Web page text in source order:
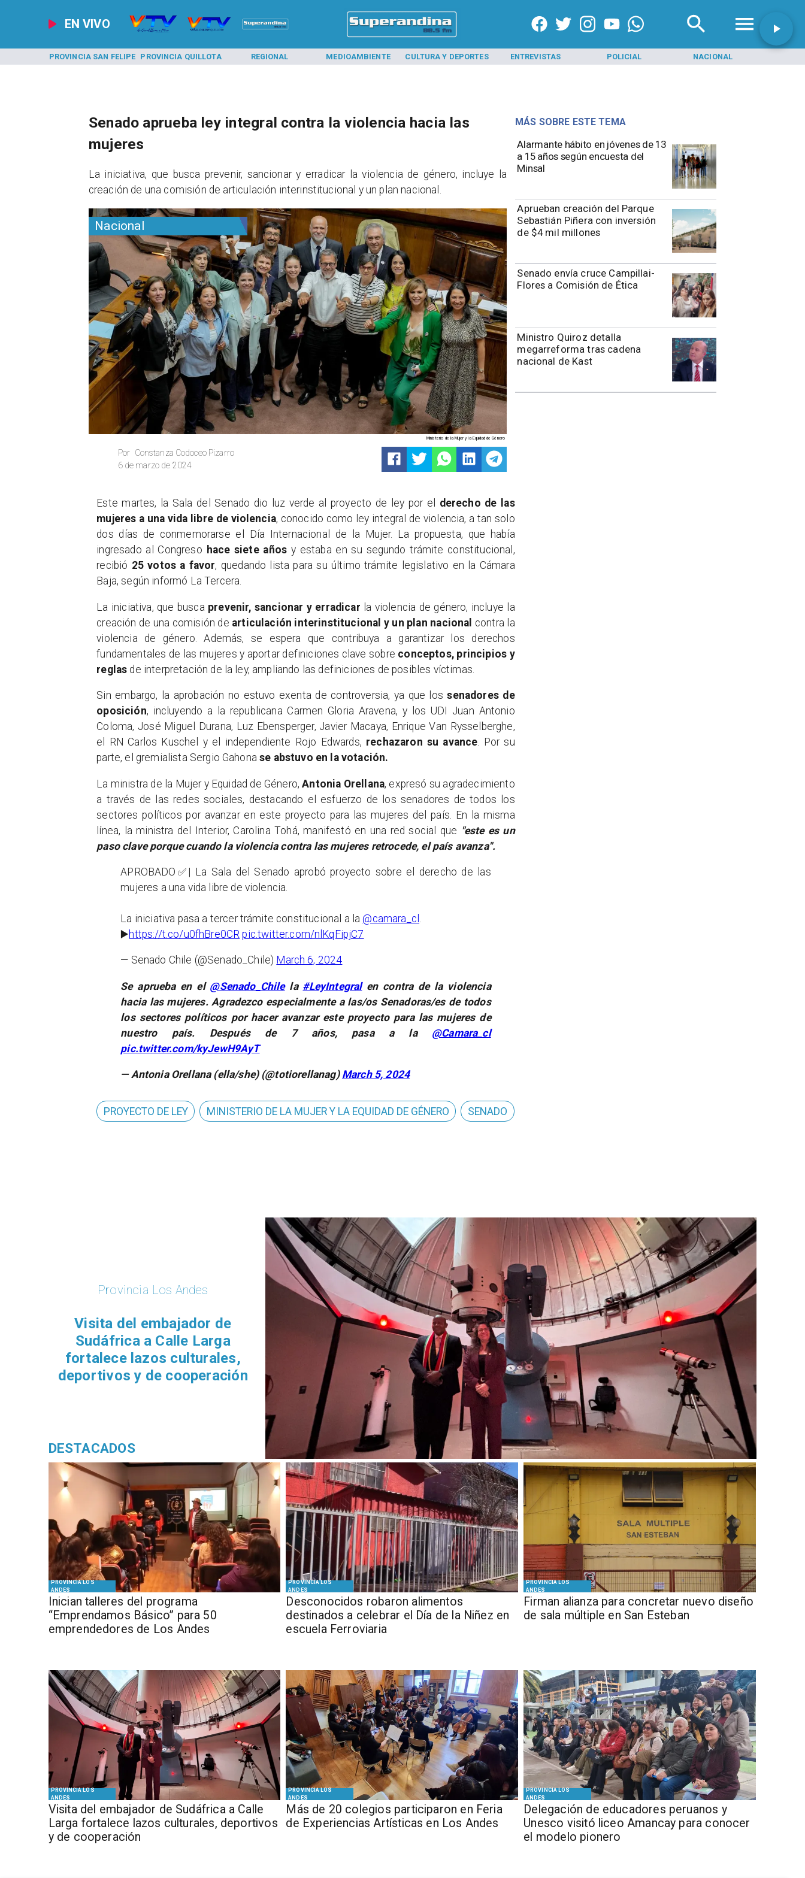
EN VIVO
PROVINCIA SAN FELIPE PROVINCIA QUILLOTA REGIONAL MEDIOAMBIENTE CULTURA Y DEPORTES ENTREVISTAS POLICIAL NACIONAL
Nacional
Constanza Codoceo Pizarro
Por
6 de marzo de 2024
Ministerio de la Mujer y la Equidad de Género
Alarmante hábito en jóvenes de 13
a 15 años según encuesta del
Minsal
Aprueban creación del Parque
Sebastián Piñera con inversión
de $4 mil millones
Senado envía cruce Campillai-
Flores a Comisión de Ética
Ministro Quiroz detalla
megarreforma tras cadena
nacional de Kast
MÁS SOBRE ESTE TEMA
Senado aprueba ley integral contra la violencia hacia las
mujeres
​La iniciativa, que busca prevenir, sancionar y erradicar la violencia de género, incluye la
creación de una comisión de articulación interinstitucional y un plan nacional.
Este martes, la Sala del Senado dio luz verde al proyecto de ley por el derecho de las
mujeres a una vida libre de violencia, conocido como ley integral de violencia, a tan solo
dos días de conmemorarse el Día Internacional de la Mujer. La propuesta, que había
ingresado al Congreso hace siete años y estaba en su segundo trámite constitucional,
recibió 25 votos a favor, quedando lista para su último trámite legislativo en la Cámara
Baja, según informó La Tercera.
​La iniciativa, que busca prevenir, sancionar y erradicar la violencia de género, incluye la
creación de una comisión de articulación interinstitucional y un plan nacional contra la
violencia de género. Además, se espera que contribuya a garantizar los derechos
fundamentales de las mujeres y aportar definiciones clave sobre conceptos, principios y
reglas de interpretación de la ley, ampliando las definiciones de posibles víctimas.
​Sin embargo, la aprobación no estuvo exenta de controversia, ya que lossenadores de
oposición, incluyendo a la republicana Carmen Gloria Aravena, y los UDI Juan Antonio
Coloma, José Miguel Durana, Luz Ebensperger, Javier Macaya, Enrique Van Rysselberghe,
el RN Carlos Kuschel y el independiente Rojo Edwards, rechazaron su avance. Por su
parte, el gremialista Sergio Gahonase abstuvo en la votación.
​La ministra de la Mujer y Equidad de Género,Antonia Orellana, expresó su agradecimiento
a través de las redes sociales, destacando el esfuerzo de los senadores de todos los
sectores políticos por avanzar en este proyecto para las mujeres del país. En la misma
línea, la ministra del Interior, Carolina Tohá, manifestó en una red social que "este es un
paso clave porque cuando la violencia contra las mujeres retrocede, el país avanza".
APROBADO✅| La Sala del Senado aprobó proyecto sobre el derecho de las
mujeres a una vida libre de violencia.
La iniciativa pasa a tercer trámite constitucional a la @camara_cl
▶️https://t.co/u0fhBre0CR pic.twitter.com/nlKqFipjC7
— Senado Chile (@Senado_Chile) March 6, 2024
Se aprueba en el @Senado_Chilela #LeyIntegralen contra de la violencia
hacia las mujeres. Agradezco especialmente a las/os Senadoras/es de todos
los sectores políticos por hacer avanzar este proyecto para las mujeres de
nuestro país. Después de 7 años, pasa a la @Camara_cl
pic.twitter.com/kyJewH9AyT
— Antonia Orellana (ella/she) (@totiorellanag) March 5, 2024
PROYECTO DE LEY MINISTERIO DE LA MUJER Y LA EQUIDAD DE GÉNERO SENADO
PROVINCIA LOS
ANDES
Inician talleres del programa
“Emprendamos Básico” para 50
emprendedores de Los Andes
PROVINCIA LOS
ANDES
Desconocidos robaron alimentos
destinados a celebrar el Día de la Niñez en
escuela Ferroviaria
PROVINCIA LOS
ANDES
​​Firman alianza para concretar nuevo diseño
de sala múltiple en San Esteban
PROVINCIA LOS
ANDES
​Visita del embajador de Sudáfrica a Calle
Larga fortalece lazos culturales, deportivos
y de cooperación
PROVINCIA LOS
ANDES
Más de 20 colegios participaron en Feria
de Experiencias Artísticas en Los Andes
PROVINCIA LOS
ANDES
Delegación de educadores peruanos y
Unesco visitó liceo Amancay para conocer
el modelo pionero
Provincia Los Andes
​Visita del embajador de
Sudáfrica a Calle Larga
fortalece lazos culturales,
deportivos y de cooperación
DESTACADOS